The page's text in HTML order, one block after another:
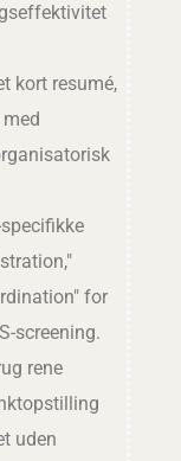
kort resumé,
for
screening.
rene
uden